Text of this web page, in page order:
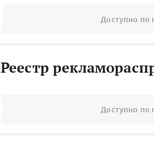
Доступно по
Реестр
Доступно по